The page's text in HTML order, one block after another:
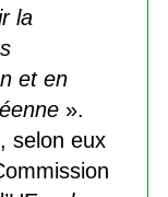
la
et en
».
selon eux